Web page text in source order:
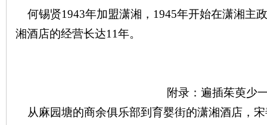
何锡贤1943年加盟潇湘， 1945年开始在潇湘主
湘酒店的经营长达11年。
附录：遍插茱萸少
从麻园塘的商余俱乐部到育婴街的潇湘酒店，